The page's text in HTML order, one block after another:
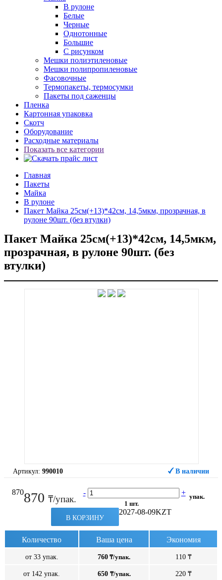
В рулоне
Белые
Черные
Однотонные
Большие
С рисунком
Мешки полиэтиленовые
Мешки полипропиленовые
Фасовочные
Термопакеты, термосумки
Пакеты под саженцы
Пленка
Картонная упаковка
Скотч
Оборудование
Расходные материалы
Показать все категории
Главная
Пакеты
Майка
В рулоне
Пакет Майка 25см(+13)*42см, 14,5мкм, прозрачная, в
рулоне 90шт. (без втулки)
Пакет Майка 25см(+13)*42см, 14,5мкм,
прозрачная, в рулоне 90шт. (без
втулки)
Артикул: 990010 В наличии
870870 ₸/упак.
- +
1 шт.
упак.
В КОРЗИНУ
2027-08-09KZT
Количество Ваша цена Экономия
от 33 упак. 760 ₸/упак. 110 ₸
от 142 упак. 650 ₸/упак. 220 ₸